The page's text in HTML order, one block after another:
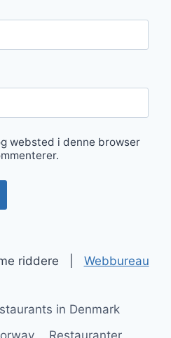
websted i denne browser
riddere | Webbureau
in Denmark
Restauranter